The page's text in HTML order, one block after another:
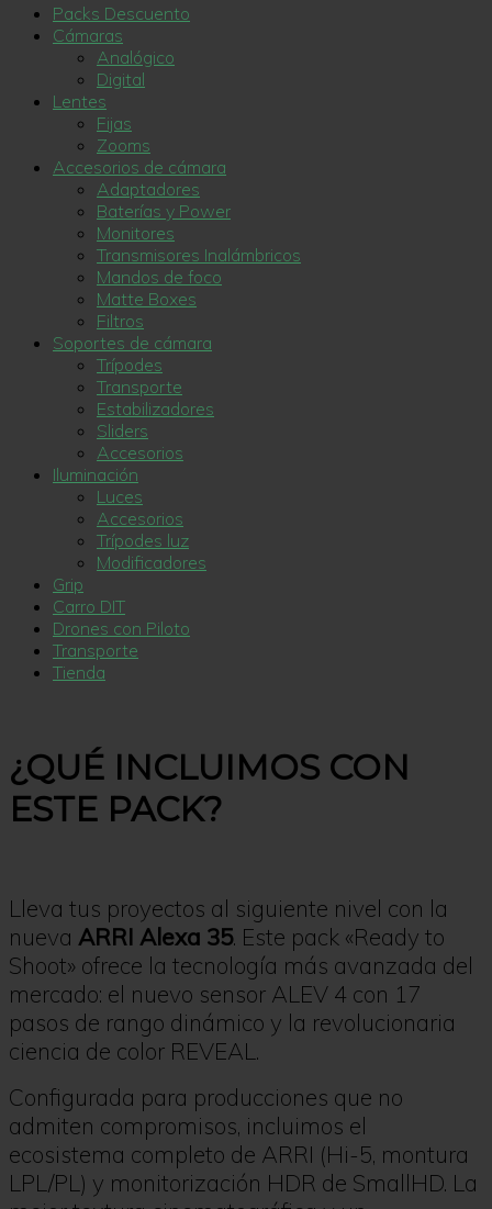
Packs Descuento
Cámaras
Analógico
Digital
Lentes
Fijas
Zooms
Accesorios de cámara
Adaptadores
Baterías y Power
Monitores
Transmisores Inalámbricos
Mandos de foco
Matte Boxes
Filtros
Soportes de cámara
Trípodes
Transporte
Estabilizadores
Sliders
Accesorios
Iluminación
Luces
Accesorios
Trípodes luz
Modificadores
Grip
Carro DIT
Drones con Piloto
Transporte
Tienda
¿QUÉ INCLUIMOS CON
ESTE PACK?
Lleva tus proyectos al siguiente nivel con la
nueva ARRI Alexa 35. Este pack «Ready to
Shoot» ofrece la tecnología más avanzada del
mercado: el nuevo sensor ALEV 4 con 17
pasos de rango dinámico y la revolucionaria
ciencia de color REVEAL.
Configurada para producciones que no
admiten compromisos, incluimos el
ecosistema completo de ARRI (Hi-5, montura
LPL/PL) y monitorización HDR de SmallHD. La